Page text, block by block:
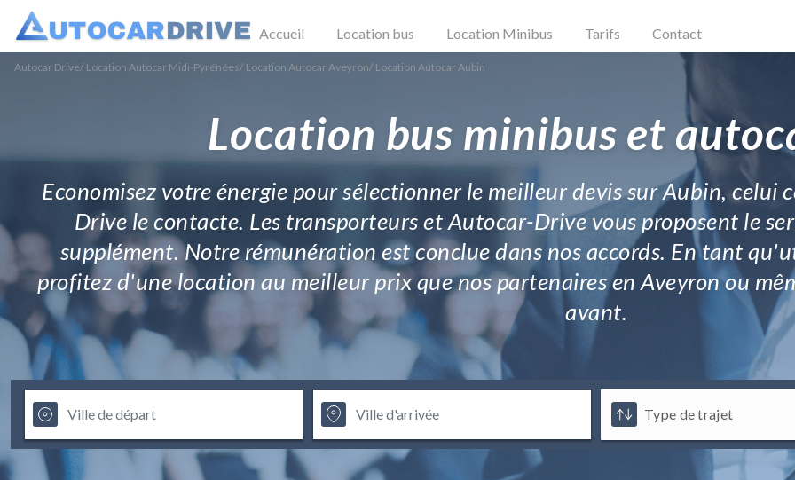
Accueil Location bus Location Minibus Tarifs Contact
Autocar Drive/ Location Autocar Midi-Pyrénées/ Location Autocar Aveyron/ Location Autocar Aubin
Location bus minibus et
Economisez votre énergie pour sélectionner le meilleur devis sur Aubin,
Drive le contacte. Les transporteurs et Autocar-Drive vous proposent le
supplément. Notre rémunération est conclue dans nos accords. En tant
profitez d'une location au meilleur prix que nos partenaires en Aveyron ou
avant.